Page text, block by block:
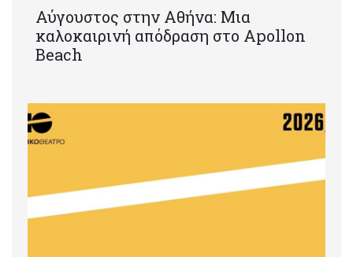
Αύγουστος στην Αθήνα: Μια
καλοκαιρινή απόδραση στο Apollon
Beach